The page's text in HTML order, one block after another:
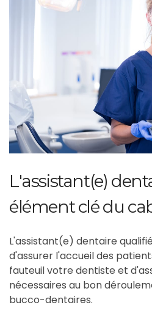
L'assistant(e)
élément clé du
L'assistant(e) dentaire
d'assurer l'accueil des
fauteuil votre dentiste et
nécessaires au bon
bucco-dentaires.